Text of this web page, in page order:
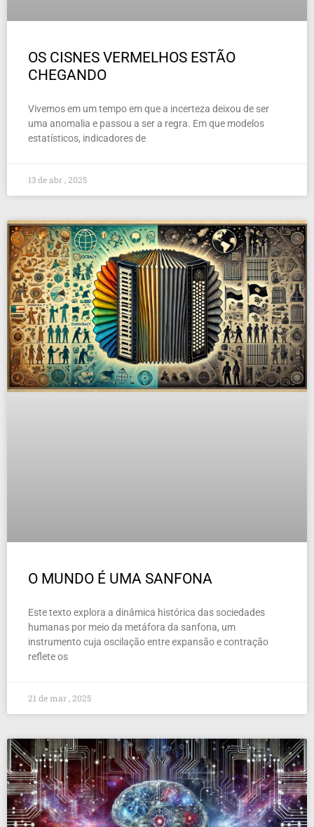
OS CISNES VERMELHOS ESTÃO
CHEGANDO
Vivemos em um tempo em que a incerteza deixou de ser
uma anomalia e passou a ser a regra. Em que modelos
estatísticos, indicadores de
13 de abr , 2025
O MUNDO É UMA SANFONA
Este texto explora a dinâmica histórica das sociedades
humanas por meio da metáfora da sanfona, um
instrumento cuja oscilação entre expansão e contração
reflete os
21 de mar , 2025